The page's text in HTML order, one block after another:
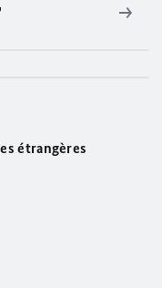
étrangères